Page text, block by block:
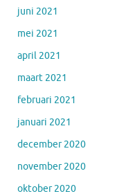
juni 2021
mei 2021
april 2021
maart 2021
februari 2021
januari 2021
december 2020
november 2020
oktober 2020